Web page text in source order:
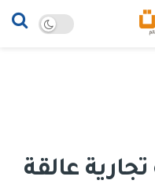
سفينة تجارية عالقة